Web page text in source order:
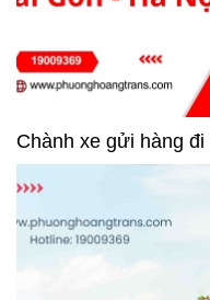
Chành xe gửi hàng